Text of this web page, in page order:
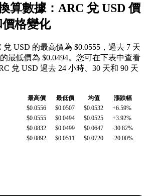
算數據：ARC 兌 USD 價
格變化
兌 USD 的最高價為 $0.0555，過去 7 天
最低價為 $0.0494。您可在下表中查看
兌 USD 過去 24 小時、30 天和 90 天
最高價 最低價 均值
漲跌幅
$0.0556 $0.0507 $0.0532
+6.59%
$0.0555 $0.0494 $0.0525
+3.92%
$0.0832 $0.0499 $0.0647
-30.82%
$0.0892 $0.0511 $0.0720 -20.00%